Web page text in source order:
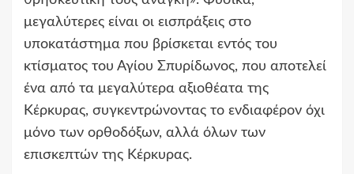
μεγαλύτερες είναι οι εισπράξεις στο
υποκατάστημα που βρίσκεται εντός του
κτίσματος του Αγίου Σπυρίδωνος, που αποτελεί
ένα από τα μεγαλύτερα αξιοθέατα της
Κέρκυρας, συγκεντρώνοντας το ενδιαφέρον όχι
μόνο των ορθοδόξων, αλλά όλων των
επισκεπτών της Κέρκυρας.